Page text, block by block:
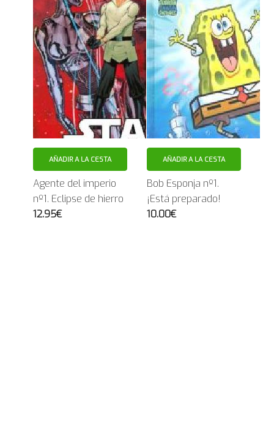
AÑADIR A LA CESTA
Agente del imperio
nº1. Eclipse de hierro
12.95€
AÑADIR A LA CESTA
Bob Esponja nº1.
¡Está preparado!
10.00€